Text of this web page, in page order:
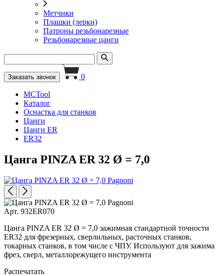
Метчики
Плашки (лерки)
Патроны резьбонарезные
Резьбонарезные цанги
Заказать звонок 0
MCTool
Каталог
Оснастка для станков
Цанги
Цанги ER
ER32
Цанга PINZA ER 32 Ø = 7,0
Арт. 932ER070
Цанга PINZA ER 32 Ø = 7,0 зажимная стандартной точности
ER32 для фрезерных, сверлильных, расточных станков,
токарных станков, в том числе с ЧПУ. Используют для зажима
фрез, сверл, металлорежущего инструмента
Распечатать